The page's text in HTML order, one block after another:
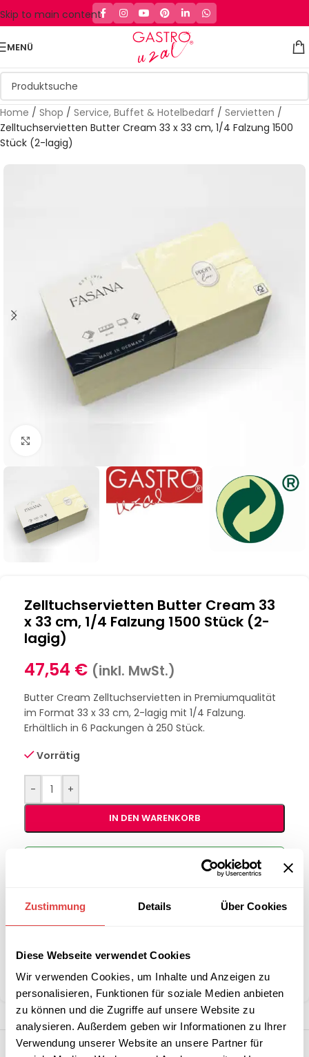
Zustimmung Details Über Cookies
Diese Webseite verwendet Cookies
Wir verwenden Cookies, um Inhalte und Anzeigen zu
personalisieren, Funktionen für soziale Medien anbieten
zu können und die Zugriffe auf unsere Website zu
analysieren. Außerdem geben wir Informationen zu Ihrer
Verwendung unserer Website an unsere Partner für
Skip to main content
MENÜ
Home / Shop / Service, Buffet & Hotelbedarf / Servietten /
Zelltuchservietten Butter Cream 33 x 33 cm, 1/4 Falzung 1500
Stück (2-lagig)
Zelltuchservietten Butter Cream 33
x 33 cm, 1/4 Falzung 1500 Stück (2-
lagig)
47,54 € (inkl. MwSt.)
Butter Cream Zelltuchservietten in Premiumqualität
im Format 33 x 33 cm, 2-lagig mit 1/4 Falzung.
Erhältlich in 6 Packungen à 250 Stück.
Vorrätig
- +
IN DEN WARENKORB
B2B-Angebot
anfordern
Kategorie: Servietten
Teilen: